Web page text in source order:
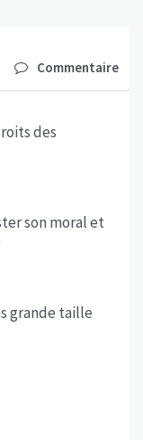
Commentaire
des
son moral et
grande taille